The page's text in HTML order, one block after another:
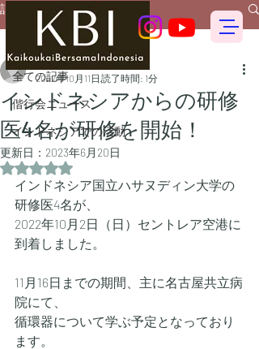
記事
全ての記事
偕行会ニュース
インドネシアでの活動
全ての記事
インドネシアからの研修
医4名が研修を開始！
偕行会 for foreigners
2022年10月11日 読了時間: 1分
更新日： 2023年6月20日
5つ星のうちNaNと評価されています。
インドネシア国立ハサヌディン大学の
研修医4名が、
2022年10月2日（日）セントレア空港に
到着しました。
11月16日までの期間、主に名古屋共立病
院にて、
循環器について学ぶ予定となっており
ます。